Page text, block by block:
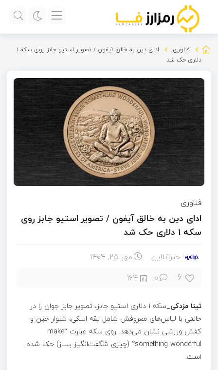
فناوری
ادای دین به خالق آیفون / تصویر استیو جابز روی سکه ۱
دلاری حک شد
فناوری
ادای دین به خالق آیفون / تصویر استیو جابز روی
سکه ۱ دلاری حک شد
خبرآنلاین مهر ۲۵, ۱۴۰۴
6
0
164
تینا مزدکی_
سکه ۱ دلاری استیو جابز، تصویر جابز جوان را در
حالتی با لباس‌های معروفش شامل یقه اسکی، شلوار جین و
کفش ورزشی نشان می‌دهد. روی سکه عبارت “make
something wonderful” (چیزی شگفت‌انگیز بساز) حک شده
است.